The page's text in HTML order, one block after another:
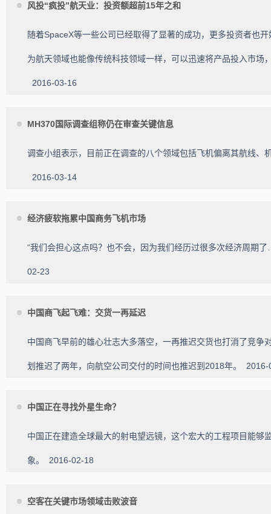
风投“疯投”航天业：投资额超前15年之和
随着SpaceX等一些公司已经取得了显著的成功，更多投资者
为航天领域也能像传统科技领域一样，可以迅速将产品投入市场
2016-03-16
MH370国际调查组称仍在审查关键信息
调查小组表示，目前正在调查的八个领域包括飞机偏离其航线
2016-03-14
经济疲软拖累中国商务飞机市场
“我们会担心这点吗？也不会，因为我们经历过很多次经济周
02-23
中国商飞起飞难：交货一再延迟
中国商飞早前的雄心壮志大多落空，一再推迟交货也打消了竞
划推迟了两年，向航空公司交付的时间也推迟到2018年。 2016-
中国正在寻找外星生命？
中国正在建造全球最大的射电望远镜，这个宏大的工程项目能
象。 2016-02-18
空客在关键市场领域击败波音